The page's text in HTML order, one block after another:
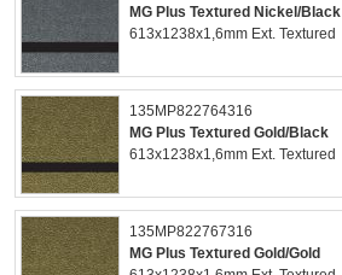
MG Plus Textured Nickel/Black
613x1238x1,6mm Ext. Textured
135MP822764316
MG Plus Textured Gold/Black
613x1238x1,6mm Ext. Textured
135MP822767316
MG Plus Textured Gold/Gold